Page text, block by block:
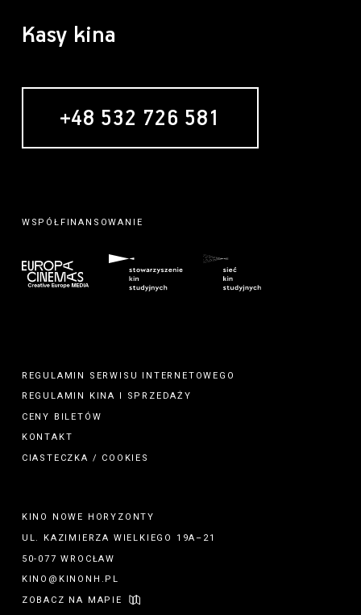
Kasy kina
+48 532 726 581
MECENAS
WSPÓŁFINANSOWANIE
REGULAMIN SERWISU INTERNETOWEGO
REGULAMIN
KINA
SPRZEDAŻY
CENY BILETÓW
KONTAKT
CIASTECZKA / COOKIES
KINO NOWE HORYZONTY
UL. KAZIMIERZA WIELKIEGO 19A–21
50-077 WROCŁAW
KINO@KINONH.PL
ZOBACZ NA MAPIE